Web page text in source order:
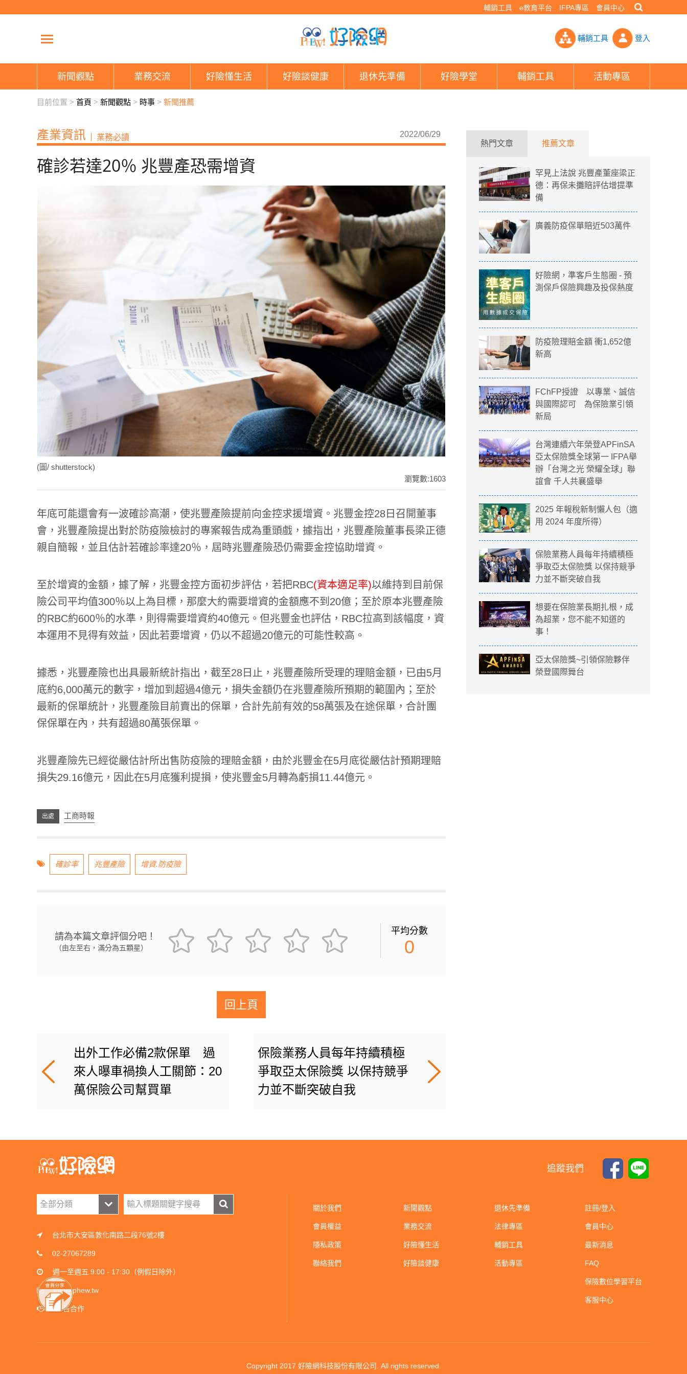
輔銷工具 e教育平台 IFPA專區 會員中心
輔銷工具 登入
新聞觀點 業務交流 好險懂生活 好險談健康 退休先準備 好險學堂 輔銷工具 活動專區
目前位置 > 首頁 > 新聞觀點 > 時事 > 新聞推薦
產業資訊 業務必讀 2022/06/29
確診若達20％ 兆豐產恐需增資
(圖/ shutterstock)
瀏覽數:1603
年底可能還會有一波確診高潮，使兆豐產險提前向金控求援增資。兆豐金控28日召開董事
會，兆豐產險提出對於防疫險檢討的專案報告成為重頭戲，據指出，兆豐產險董事長梁正德
親自簡報，並且估計若確診率達20％，屆時兆豐產險恐仍需要金控協助增資。
至於增資的金額，據了解，兆豐金控方面初步評估，若把RBC(資本適足率)以維持到目前保
險公司平均值300％以上為目標，那麼大約需要增資的金額應不到20億；至於原本兆豐產險
的RBC約600％的水準，則得需要增資約40億元。但兆豐金也評估，RBC拉高到該幅度，資
本運用不見得有效益，因此若要增資，仍以不超過20億元的可能性較高。
據悉，兆豐產險也出具最新統計指出，截至28日止，兆豐產險所受理的理賠金額，已由5月
底約6,000萬元的數字，增加到超過4億元，損失金額仍在兆豐產險所預期的範圍內；至於
最新的保單統計，兆豐產險目前賣出的保單，合計先前有效的58萬張及在途保單，合計團
保保單在內，共有超過80萬張保單。
兆豐產險先已經從嚴估計所出售防疫險的理賠金額，由於兆豐金在5月底從嚴估計預期理賠
損失29.16億元，因此在5月底獲利提損，使兆豐金5月轉為虧損11.44億元。
工商時報
確診率 兆豐產險 增資.防疫險
請為本篇文章評個分吧！
（由左至右，滿分為五顆星）
平均分數
0
回上頁
出外工作必備2款保單 過
來人曝車禍換人工關節：20
萬保險公司幫買單
保險業務人員每年持續積極
爭取亞太保險獎 以保持競爭
力並不斷突破自我
熱門文章 推薦文章
罕見上法說 兆豐產董座梁正
德：再保未攤賠評估增提準
備
廣義防疫保單賠近503萬件
好險網，準客戶生態圈 - 預
測保戶保險興趣及投保熱度
防疫險理賠金額 衝1,652億
新高
FChFP授證 以專業、誠信
與國際認可 為保險業引領
新局
台灣連續六年榮登APFinSA
亞太保險獎全球第一 IFPA舉
辦「台灣之光 榮耀全球」聯
誼會 千人共襄盛舉
2025 年報稅新制懶人包（適
用 2024 年度所得）
保險業務人員每年持續積極
爭取亞太保險獎 以保持競爭
力並不斷突破自我
想要在保險業長期扎根，成
為超業，您不能不知道的
事！
亞太保險獎~引領保險夥伴
榮登國際舞台
追蹤我們
台北市大安區敦化南路二段76號2樓
02-27067289
週一至週五 9:00 - 17:30（例假日除外）
info@phew.tw
廣告合作
關於我們
會員權益
隱私政策
聯絡我們
新聞觀點
業務交流
好險懂生活
好險談健康
退休先準備
法律專區
輔銷工具
活動專區
註冊/登入
會員中心
最新消息
FAQ
保險數位學習平台
客服中心
Copyright 2017 好險網科技股份有限公司. All rights reserved.